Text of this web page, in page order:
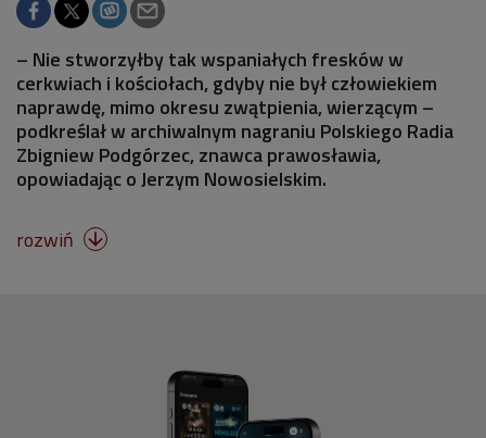
– Nie stworzyłby tak wspaniałych fresków w
cerkwiach i kościołach, gdyby nie był człowiekiem
naprawdę, mimo okresu zwątpienia, wierzącym –
podkreślał w archiwalnym nagraniu Polskiego Radia
Zbigniew Podgórzec, znawca prawosławia,
opowiadając o Jerzym Nowosielskim.
rozwiń 